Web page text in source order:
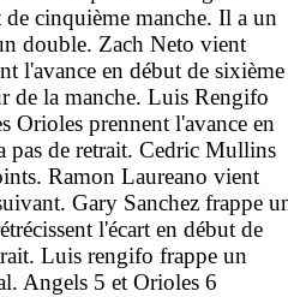
cinquième manche. Il a un
double. Zach Neto vient
l'avance en début de sixième
de la manche. Luis Rengifo
Orioles prennent l'avance en
pas de retrait. Cedric Mullins
Ramon Laureano vient
Gary Sanchez frappe
l'écart en début de
Luis rengifo frappe un
Angels 5 et Orioles 6